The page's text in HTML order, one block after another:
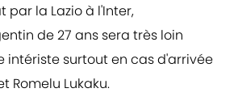
la Lazio à l'Inter,
de 27 ans sera très loin
intériste surtout en cas d'arrivée
Romelu Lukaku.